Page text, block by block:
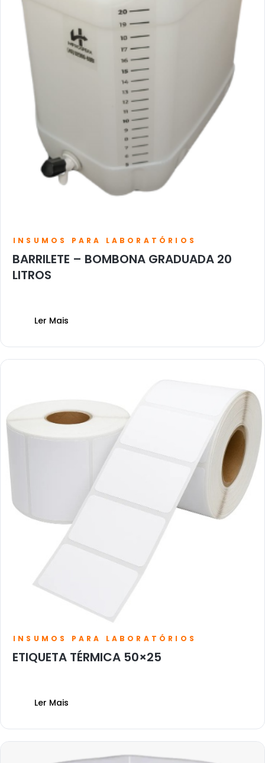
INSUMOS PARA LABORATÓRIOS
BARRILETE – BOMBONA GRADUADA 20
LITROS
Ler Mais
INSUMOS PARA LABORATÓRIOS
ETIQUETA TÉRMICA 50×25
Ler Mais